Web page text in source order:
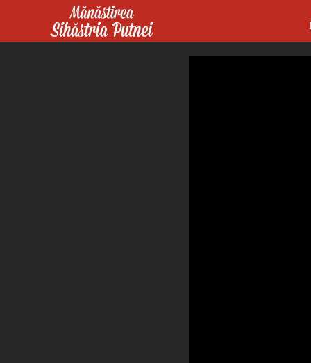
Mergi la conţinutul principal